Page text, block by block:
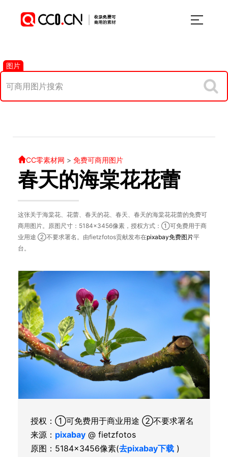
图片
CC零素材网 > 免费可商用图片
春天的海棠花花蕾
这张关于海棠花、花蕾、春天的花、春天、春天的海棠花花蕾的免费可
商用图片。原图尺寸：5184×3456像素，授权方式：①可免费用于商
业用途 ②不要求署名。由fietzfotos贡献发布在pixabay免费图片平
台。
授权：①可免费用于商业用途 ②不要求署名
来源： pixabay @ fietzfotos
原图：5184×3456像素(去pixabay下载 )